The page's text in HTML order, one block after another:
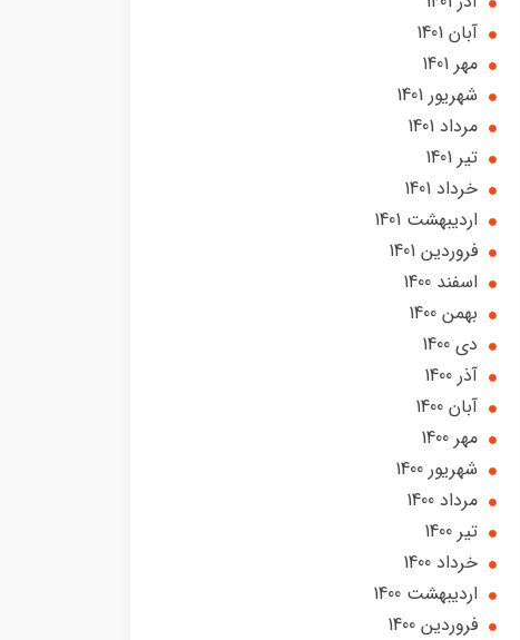
آبان 1401
مهر 1401
شهریور 1401
مرداد 1401
تير 1401
خرداد 1401
ارديبهشت 1401
فروردین 1401
اسفند 1400
بهمن 1400
دی 1400
آذر 1400
آبان 1400
مهر 1400
شهریور 1400
مرداد 1400
تير 1400
خرداد 1400
ارديبهشت 1400
فروردین 1400